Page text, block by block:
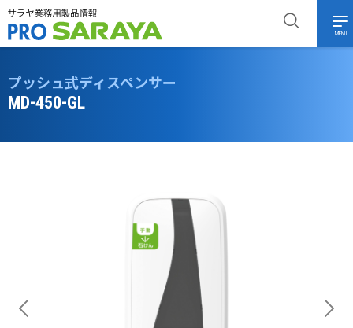
MENU
プッシュ式ディスペンサー
MD-450-GL
Previous Next